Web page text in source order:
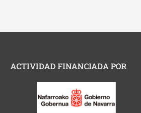
ACTIVIDAD FINANCIADA POR